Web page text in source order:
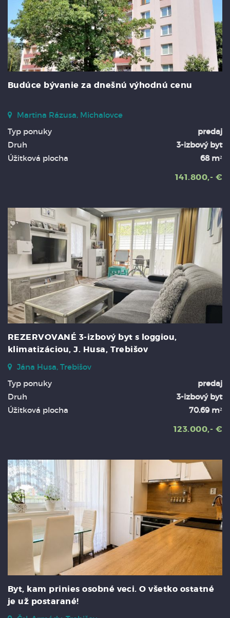
Budúce bývanie za dnešnú výhodnú cenu
Martina Rázusa, Michalovce
Typ ponuky
predaj
Druh
3-izbový byt
Úžitková plocha
68 m²
141.800,- €
REZERVOVANÉ 3-izbový byt s loggiou,
klimatizáciou, J. Husa, Trebišov
Jána Husa, Trebišov
Typ ponuky
predaj
Druh
3-izbový byt
Úžitková plocha
70.69 m²
123.000,- €
Byt, kam prinies osobné veci. O všetko ostatné
je už postarané!